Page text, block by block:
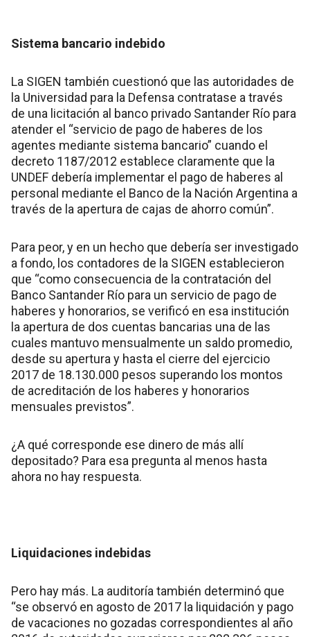
Sistema bancario indebido
La SIGEN también cuestionó que las autoridades de
la Universidad para la Defensa contratase a través
de una licitación al banco privado Santander Río para
atender el “servicio de pago de haberes de los
agentes mediante sistema bancario” cuando el
decreto 1187/2012 establece claramente que la
UNDEF debería implementar el pago de haberes al
personal mediante el Banco de la Nación Argentina a
través de la apertura de cajas de ahorro común”.
Para peor, y en un hecho que debería ser investigado
a fondo, los contadores de la SIGEN establecieron
que “como consecuencia de la contratación del
Banco Santander Río para un servicio de pago de
haberes y honorarios, se verificó en esa institución
la apertura de dos cuentas bancarias una de las
cuales mantuvo mensualmente un saldo promedio,
desde su apertura y hasta el cierre del ejercicio
2017 de 18.130.000 pesos superando los montos
de acreditación de los haberes y honorarios
mensuales previstos”.
¿A qué corresponde ese dinero de más allí
depositado? Para esa pregunta al menos hasta
ahora no hay respuesta.
Liquidaciones indebidas
Pero hay más. La auditoría también determinó que
“se observó en agosto de 2017 la liquidación y pago
de vacaciones no gozadas correspondientes al año